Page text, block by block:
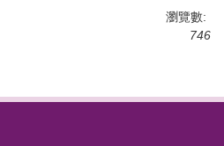
瀏覽數:
746